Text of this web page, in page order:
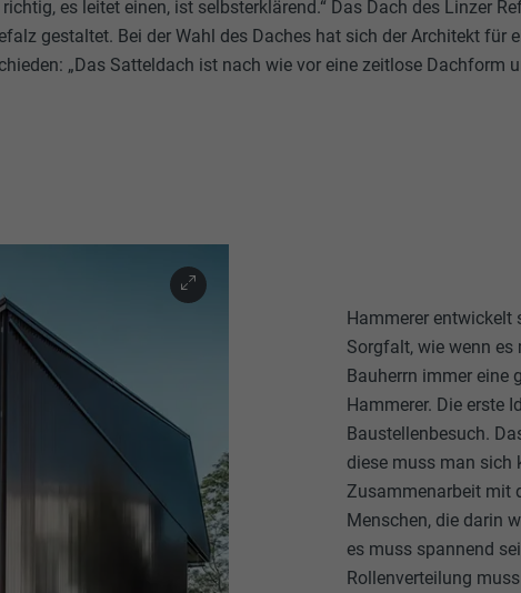
es leitet einen, ist selbsterklärend.“ Das Dach des Linzer
gestaltet. Bei der Wahl des Daches hat sich der Architekt für
„Das Satteldach ist nach wie vor eine zeitlose Dachform
Hammerer entwickelt
Sorgfalt, wie wenn es
Bauherrn immer eine
Hammerer. Die erste
Baustellenbesuch.
diese muss man sich
Zusammenarbeit mit
Menschen, die darin
es muss spannend
Rollenverteilung